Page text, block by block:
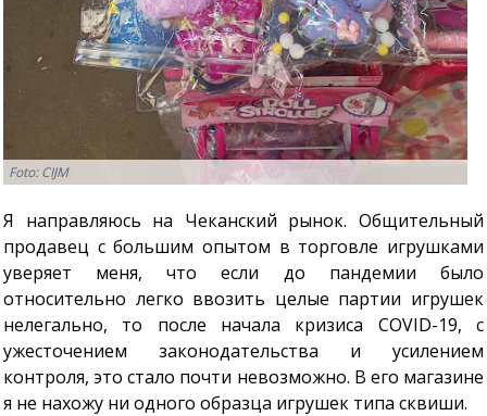
Foto: CIJM
Я направляюсь на Чеканский рынок. Общительный
продавец с большим опытом в торговле игрушками
уверяет меня, что если до пандемии было
относительно легко ввозить целые партии игрушек
нелегально, то после начала кризиса COVID-19, с
ужесточением законодательства и усилением
контроля, это стало почти невозможно. В его магазине
я не нахожу ни одного образца игрушек типа сквиши.